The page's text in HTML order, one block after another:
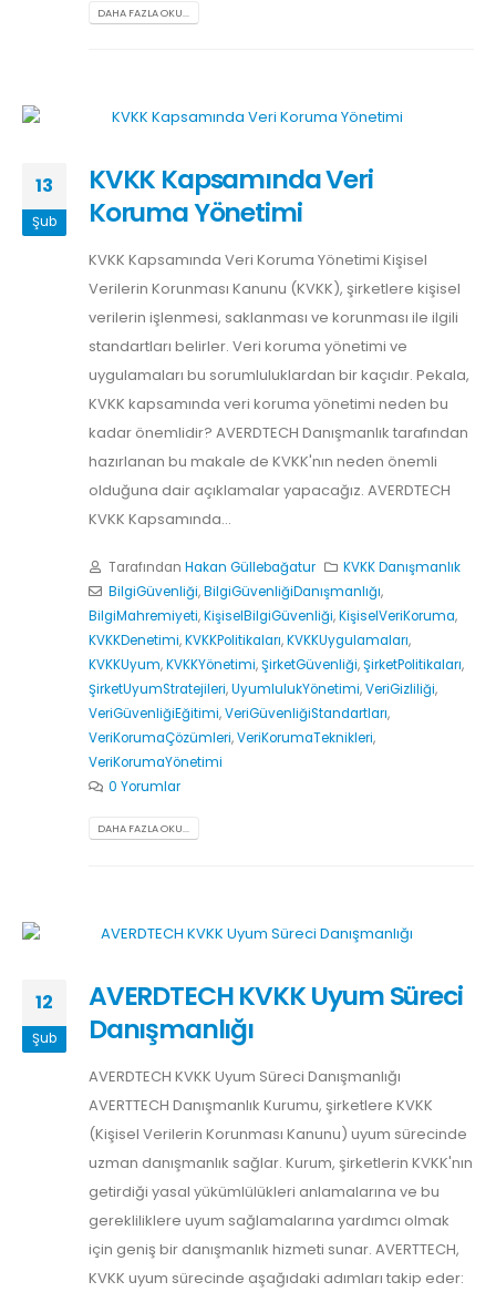
DAHA FAZLA OKU...
13
Şub
KVKK Kapsamında Veri
Koruma Yönetimi
KVKK Kapsamında Veri Koruma Yönetimi Kişisel
Verilerin Korunması Kanunu (KVKK), şirketlere kişisel
verilerin işlenmesi, saklanması ve korunması ile ilgili
standartları belirler. Veri koruma yönetimi ve
uygulamaları bu sorumluluklardan bir kaçıdır. Pekala,
KVKK kapsamında veri koruma yönetimi neden bu
kadar önemlidir? AVERDTECH Danışmanlık tarafından
hazırlanan bu makale de KVKK'nın neden önemli
olduğuna dair açıklamalar yapacağız. AVERDTECH
KVKK Kapsamında...
Tarafından Hakan Güllebağatur
KVKK Danışmanlık
BilgiGüvenliği,BilgiGüvenliğiDanışmanlığı,
BilgiMahremiyeti,KişiselBilgiGüvenliği,KişiselVeriKoruma,
KVKKDenetimi,KVKKPolitikaları,KVKKUygulamaları,
KVKKUyum,KVKKYönetimi,ŞirketGüvenliği,ŞirketPolitikaları,
ŞirketUyumStratejileri,UyumlulukYönetimi,VeriGizliliği,
VeriGüvenliğiEğitimi,VeriGüvenliğiStandartları,
VeriKorumaÇözümleri,VeriKorumaTeknikleri,
VeriKorumaYönetimi
0 Yorumlar
DAHA FAZLA OKU...
12
Şub
AVERDTECH KVKK Uyum Süreci
Danışmanlığı
AVERDTECH KVKK Uyum Süreci Danışmanlığı
AVERTTECH Danışmanlık Kurumu, şirketlere KVKK
(Kişisel Verilerin Korunması Kanunu) uyum sürecinde
uzman danışmanlık sağlar. Kurum, şirketlerin KVKK'nın
getirdiği yasal yükümlülükleri anlamalarına ve bu
gerekliliklere uyum sağlamalarına yardımcı olmak
için geniş bir danışmanlık hizmeti sunar. AVERTTECH,
KVKK uyum sürecinde aşağıdaki adımları takip eder: